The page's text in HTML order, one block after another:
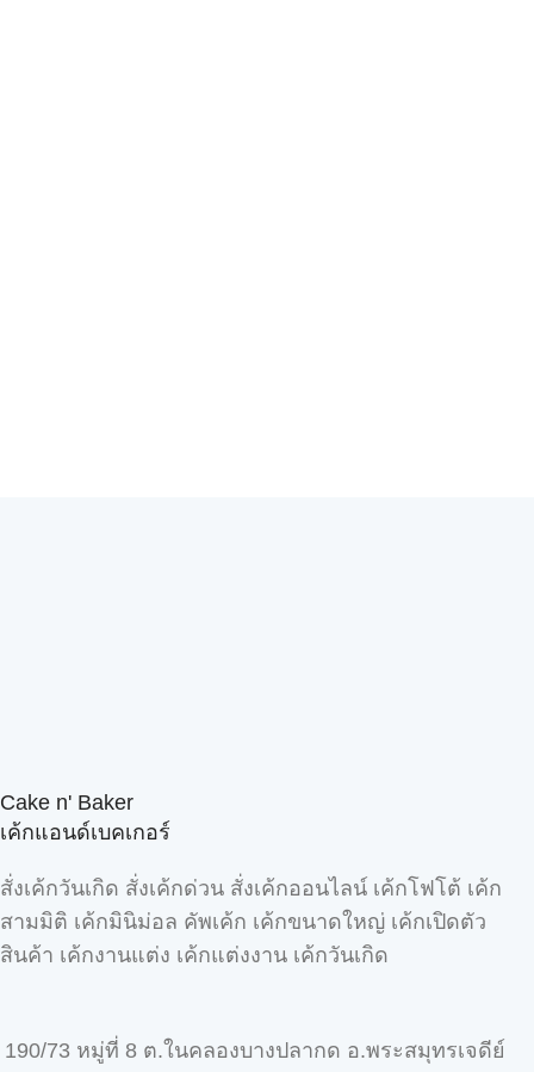
Cake n' Baker
เค้กแอนด์เบคเกอร์
สั่งเค้กวันเกิด สั่งเค้กด่วน สั่งเค้กออนไลน์ เค้กโฟโต้ เค้ก
สามมิติ เค้กมินิม่อล คัพเค้ก เค้กขนาดใหญ่ เค้กเปิดตัว
สินค้า เค้กงานแต่ง เค้กแต่งงาน เค้กวันเกิด
190/73 หมู่ที่ 8 ต.ในคลองบางปลากด อ.พระสมุทรเจดีย์